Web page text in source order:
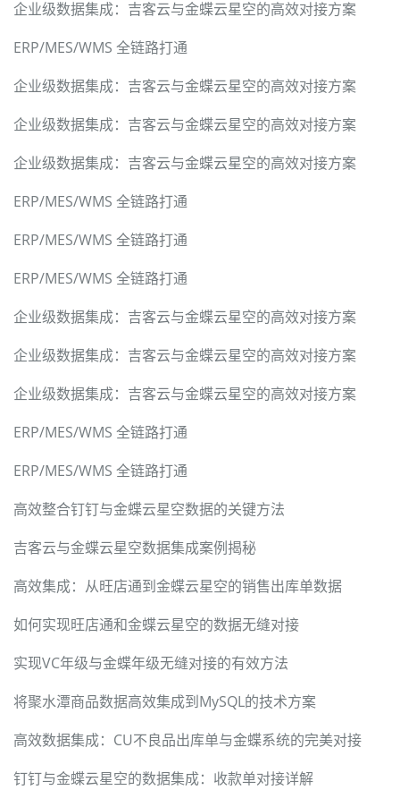
企业级数据集成：吉客云与金蝶云星空的高效对接方案
ERP/MES/WMS 全链路打通
企业级数据集成：吉客云与金蝶云星空的高效对接方案
企业级数据集成：吉客云与金蝶云星空的高效对接方案
企业级数据集成：吉客云与金蝶云星空的高效对接方案
ERP/MES/WMS 全链路打通
ERP/MES/WMS 全链路打通
ERP/MES/WMS 全链路打通
企业级数据集成：吉客云与金蝶云星空的高效对接方案
企业级数据集成：吉客云与金蝶云星空的高效对接方案
企业级数据集成：吉客云与金蝶云星空的高效对接方案
ERP/MES/WMS 全链路打通
ERP/MES/WMS 全链路打通
高效整合钉钉与金蝶云星空数据的关键方法
吉客云与金蝶云星空数据集成案例揭秘
高效集成：从旺店通到金蝶云星空的销售出库单数据
如何实现旺店通和金蝶云星空的数据无缝对接
实现VC年级与金蝶年级无缝对接的有效方法
将聚水潭商品数据高效集成到MySQL的技术方案
高效数据集成：CU不良品出库单与金蝶系统的完美对接
钉钉与金蝶云星空的数据集成：收款单对接详解